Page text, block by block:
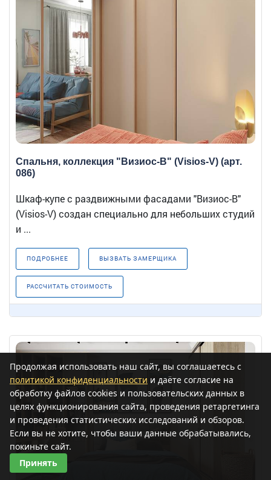
Спальня, коллекция "Визиос-В" (Visios-V) (арт.
086)
Шкаф-купе с раздвижными фасадами "Визиос-В"
(Visios-V) создан специально для небольших студий
и ...
ПОДРОБНЕЕ ВЫЗВАТЬ ЗАМЕРЩИКА
РАССЧИТАТЬ СТОИМОСТЬ
Продолжая использовать наш сайт, вы соглашаетесь с
политикой конфиденциальности и даёте согласие на
обработку файлов cookies и пользовательских данных в
целях функционирования сайта, проведения ретаргетинга
и проведения статистических исследований и обзоров.
Если вы не хотите, чтобы ваши данные обрабатывались,
покиньте сайт.
Принять